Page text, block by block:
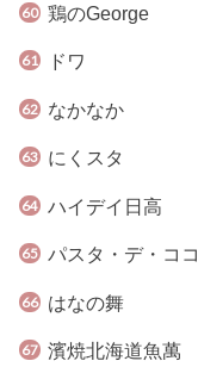
鶏のGeorge
ドワ
なかなか
にくスタ
ハイデイ日高
パスタ・デ・ココ
はなの舞
濱焼北海道魚萬